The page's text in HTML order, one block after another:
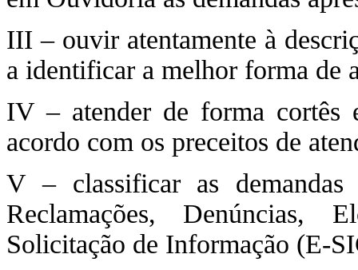
III – ouvir atentamente à
a identificar a melhor forma de
IV – atender de forma cortês
acordo com os preceitos de
V – classificar as demandas
Reclamações, Denúncias,
Solicitação de Informação (E-